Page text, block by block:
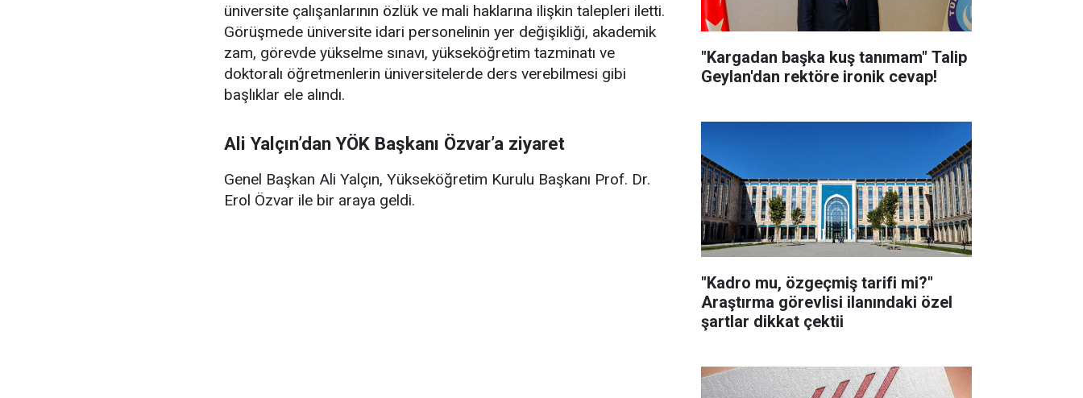
üniversite çalışanlarının özlük ve mali haklarına ilişkin talepleri iletti.
Görüşmede üniversite idari personelinin yer değişikliği, akademik
zam, görevde yükselme sınavı, yükseköğretim tazminatı ve
doktoralı öğretmenlerin üniversitelerde ders verebilmesi gibi
başlıklar ele alındı.
Ali Yalçın’dan YÖK Başkanı Özvar’a ziyaret
Genel Başkan Ali Yalçın, Yükseköğretim Kurulu Başkanı Prof. Dr.
Erol Özvar ile bir araya geldi.
"Kargadan başka kuş tanımam" Talip
Geylan'dan rektöre ironik cevap!
"Kadro mu, özgeçmiş tarifi mi?"
Araştırma görevlisi ilanındaki özel
şartlar dikkat çektii